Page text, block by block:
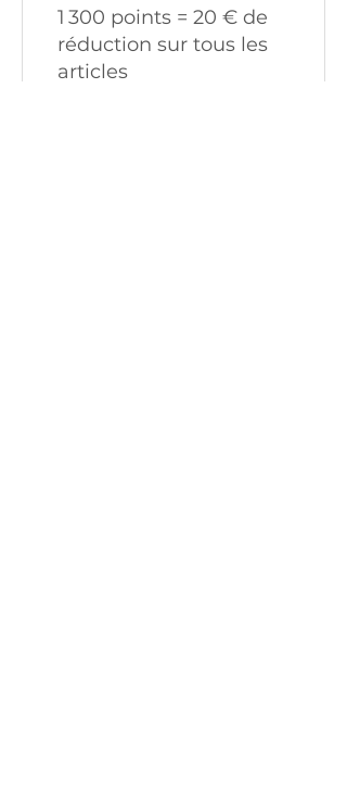
1 300 points = 20 € de
réduction sur tous les
articles